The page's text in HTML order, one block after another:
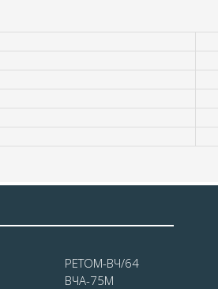
РЕТОМ-ВЧ/64
ВЧА-75М